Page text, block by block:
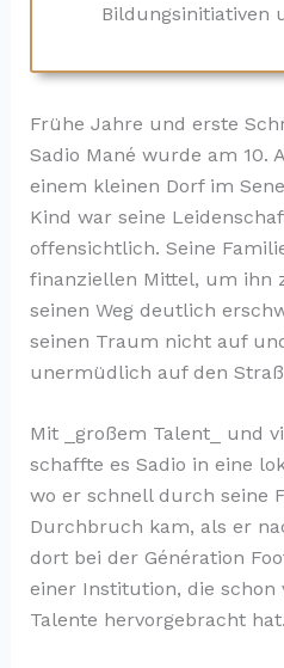
Bildungsinitiativen
Frühe Jahre und erste
Sadio Mané wurde am 10.
einem kleinen Dorf im
Kind war seine
offensichtlich. Seine
finanziellen Mittel, um ihn
seinen Weg deutlich
seinen Traum nicht auf
unermüdlich auf den
Mit _großem Talent_ und
schaffte es Sadio in eine
wo er schnell durch seine
Durchbruch kam, als er
dort bei der Génération
einer Institution, die schon
Talente hervorgebracht hat.